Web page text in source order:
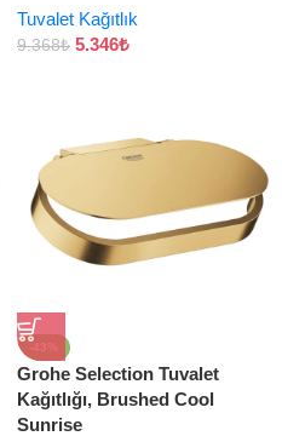
Tuvalet Kağıtlık
9.368₺ 5.346₺
-43%
Grohe Selection Tuvalet
Kağıtlığı, Brushed Cool
Sunrise